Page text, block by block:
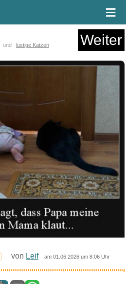
≡
Weiter
und lustige Katzen
von Leif am 01.06.2026 um 8:06 Uhr